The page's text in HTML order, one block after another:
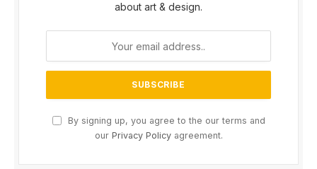
about art & design.
By signing up, you agree to the our terms and
our Privacy Policyagreement.